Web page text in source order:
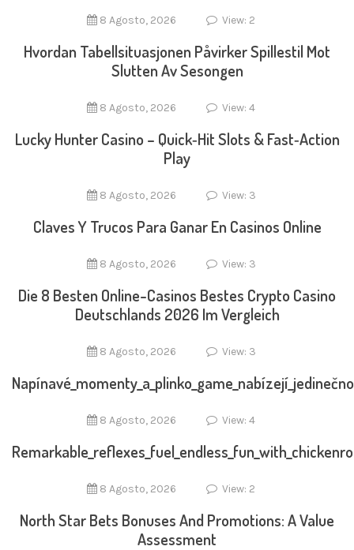
8 Agosto, 2026 View: 2
Hvordan Tabellsituasjonen Påvirker Spillestil Mot
Slutten Av Sesongen
8 Agosto, 2026 View: 4
Lucky Hunter Casino – Quick‑Hit Slots & Fast‑Action
Play
8 Agosto, 2026 View: 3
Claves Y Trucos Para Ganar En Casinos Online
8 Agosto, 2026 View: 3
Die 8 Besten Online-Casinos Bestes Crypto Casino
Deutschlands 2026 Im Vergleich
8 Agosto, 2026 View: 3
8 Agosto, 2026 View: 4
8 Agosto, 2026 View: 2
North Star Bets Bonuses And Promotions: A Value
Assessment